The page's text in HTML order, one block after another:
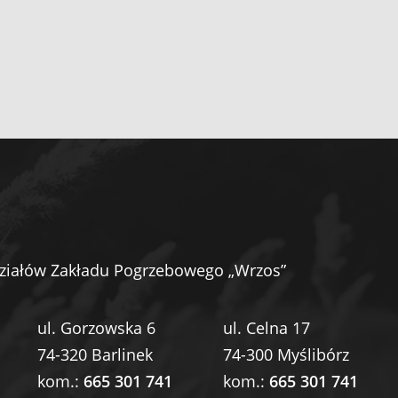
Zakładu Pogrzebowego „Wrzos”
ul. Gorzowska 6
74-320 Barlinek
kom.:665 301 741
ul. Celna 17
74-300 Myślibórz
kom.:665 301 741